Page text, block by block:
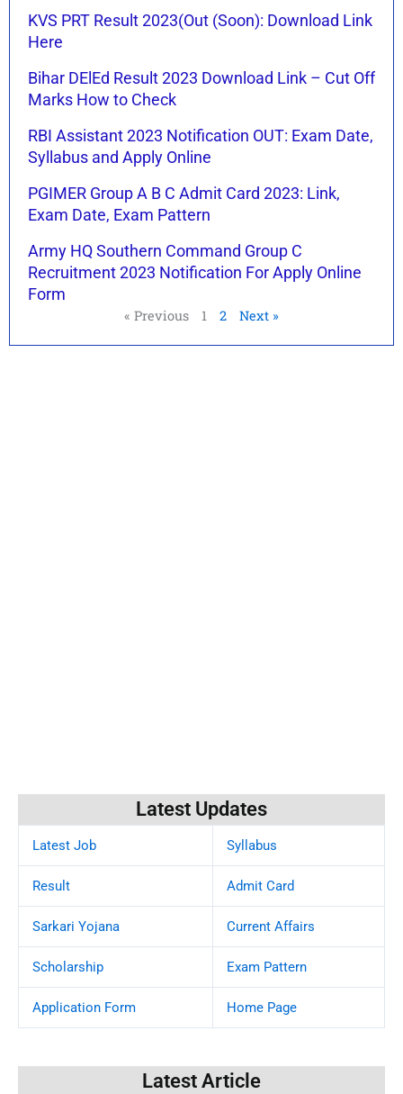
KVS PRT Result 2023(Out (Soon): Download Link
Here
Bihar DElEd Result 2023 Download Link – Cut Off
Marks How to Check
RBI Assistant 2023 Notification OUT: Exam Date,
Syllabus and Apply Online
PGIMER Group A B C Admit Card 2023: Link,
Exam Date, Exam Pattern
Army HQ Southern Command Group C
Recruitment 2023 Notification For Apply Online
Form
« Previous 1 2 Next »
Latest Updates
Latest Job Syllabus
Result Admit Card
Sarkari Yojana Current Affairs
Scholarship Exam Pattern
Application Form Home Page
Latest Article